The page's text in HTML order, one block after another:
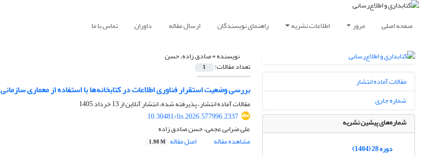
صفحه اصلی مرور اطلاعات نشریه راهنمای نویسندگان ارسال مقاله داوران تماس با ما
نویسنده =صادق زاده، حسن
تعداد مقالات: 1
بررسی وضعیت استقرار فناوری اطلاعات در کتابخانه‌ها با استفاده از معماری سازمانی
مقالات آماده انتشار، پذیرفته شده، انتشار آنلاین از13 خرداد 1405
10.30481/lis.2026.577996.2337
علی ضرابی عجمی، حسن صادق زاده
مشاهده مقاله
اصل مقاله 1.98 M
مقالات آماده انتشار
شماره جاری
شماره‌های پیشین نشریه
دوره 28 (1404)